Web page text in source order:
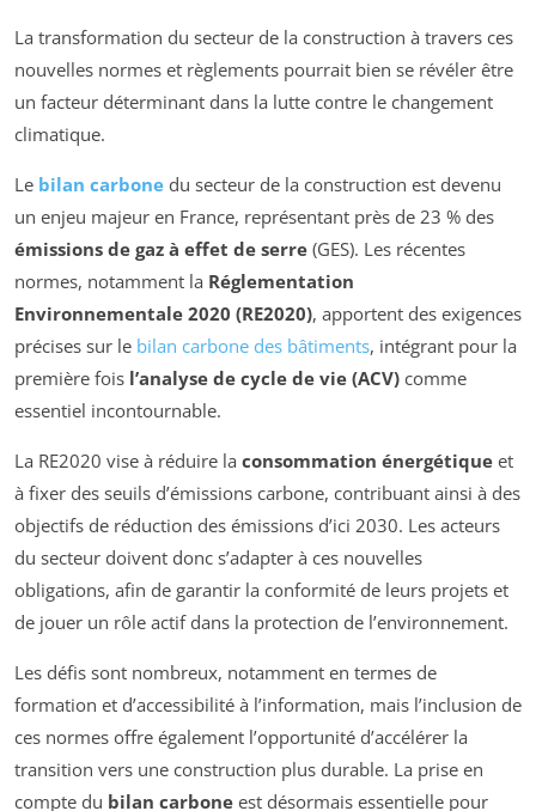
La transformation du secteur de la construction à travers ces
nouvelles normes et règlements pourrait bien se révéler être
un facteur déterminant dans la lutte contre le changement
climatique.
Le bilan carbone du secteur de la construction est devenu
un enjeu majeur en France, représentant près de 23 % des
émissions de gaz à effet de serre (GES). Les récentes
normes, notamment la Réglementation
Environnementale 2020 (RE2020), apportent des exigences
précises sur le bilan carbone des bâtiments, intégrant pour la
première fois l’analyse de cycle de vie (ACV) comme
essentiel incontournable.
La RE2020 vise à réduire la consommation énergétique et
à fixer des seuils d’émissions carbone, contribuant ainsi à des
objectifs de réduction des émissions d’ici 2030. Les acteurs
du secteur doivent donc s’adapter à ces nouvelles
obligations, afin de garantir la conformité de leurs projets et
de jouer un rôle actif dans la protection de l’environnement.
Les défis sont nombreux, notamment en termes de
formation et d’accessibilité à l’information, mais l’inclusion de
ces normes offre également l’opportunité d’accélérer la
transition vers une construction plus durable. La prise en
compte du bilan carbone est désormais essentielle pour